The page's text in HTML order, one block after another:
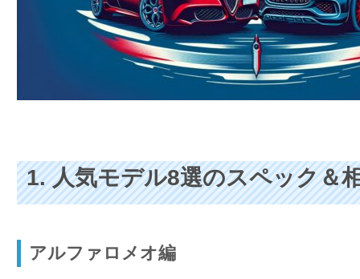
1. 人気モデル8選のスペック＆
アルファロメオ編